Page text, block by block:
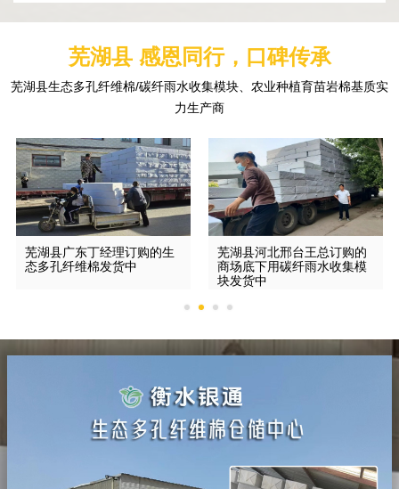
芜湖县 感恩同行，口碑传承
芜湖县生态多孔纤维棉/碳纤雨水收集模块、农业种植育苗岩棉基质实
力生产商
芜湖县广东丁经理订购的生
态多孔纤维棉发货中
芜湖县河北邢台王总订购的
商场底下用碳纤雨水收集模
块发货中